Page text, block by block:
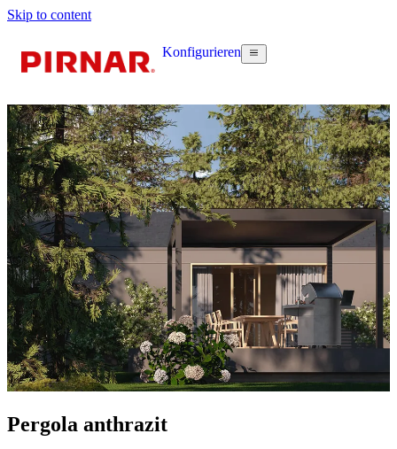
Skip to content
Konfigurieren
Pergola anthrazit